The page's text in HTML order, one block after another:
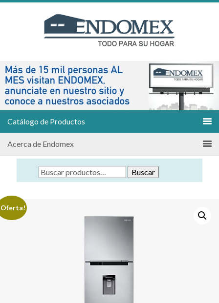
Catálogo de Productos
Acerca de Endomex
Buscar